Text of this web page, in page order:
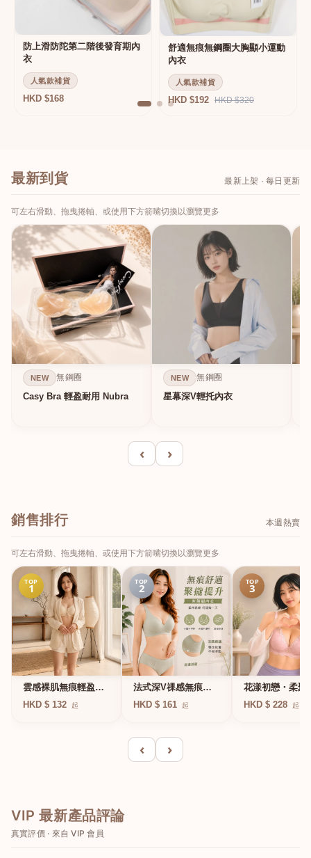
防上滑防陀第二階後發育期內
衣
人氣款補貨
HKD $168
舒適無痕無鋼圈大胸顯小運動
內衣
人氣款補貨
HKD $192 HKD $320
最新到貨 最新上架 · 每日更新
可左右滑動、拖曳捲軸、或使用下方箭嘴切換以瀏覽更多
NEW 無鋼圈
Casy Bra 輕盈耐用 Nubra
NEW 無鋼圈
星幕深V輕托內衣
‹ ›
銷售排行 本週熱賣
可左右滑動、拖曳捲軸、或使用下方箭嘴切換以瀏覽更多
TOP
1
雲感裸肌無痕輕盈無
鋼圈內衣
HKD $ 132 起
TOP
2
法式深V祼感無痕果
凍軟支撐條無鋼圈內
HKD $ 161 起
TOP
3
花漾初戀・柔聚
圈蕾絲內衣
HKD $ 228 起
‹ ›
VIP 最新產品評論
真實評價 · 來自 VIP 會員